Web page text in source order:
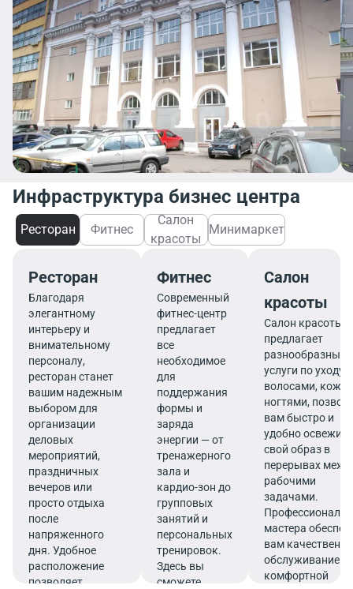
Инфраструктура бизнес центра
Ресторан Фитнес
Салон
красоты
Минимаркет
Ресторан
Благодаря
элегантному
интерьеру и
внимательному
персоналу,
ресторан станет
вашим надежным
выбором для
организации
деловых
мероприятий,
праздничных
вечеров или
просто отдыха
после
напряженного
дня. Удобное
расположение
позволяет
Фитнес
Современный
фитнес-центр
предлагает
все
необходимое
для
поддержания
формы и
заряда
энергии — от
тренажерного
зала и
кардио-зон до
групповых
занятий и
персональных
тренировок.
Здесь вы
сможете
Салон
красоты
Салон красоты
предлагает
разнообразные
услуги по уходу
волосами,
ногтями,
вам быстро и
удобно освежить
свой образ в
перерывах
рабочими
задачами.
мастера
вам
обслуживание в
комфортной